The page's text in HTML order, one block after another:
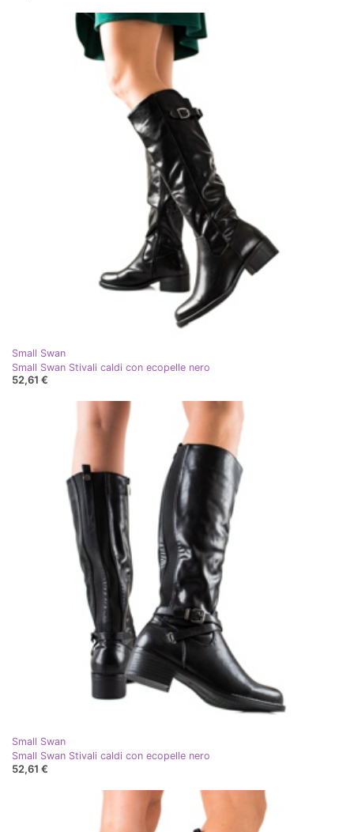
Small Swan
Small Swan Stivali caldi con ecopelle nero
52,61 €
Small Swan
Small Swan Stivali caldi con ecopelle nero
52,61 €